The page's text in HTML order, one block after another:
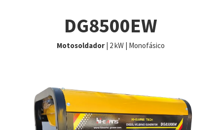
DG8500EW
Motosoldador| 2 kW | Monofásico